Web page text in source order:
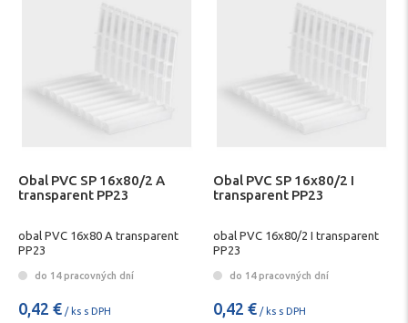
Obal PVC SP 16x80/2 A
transparent PP23
obal PVC 16x80 A transparent
PP23
do 14 pracovných dní
0,42 € / ks s DPH
Obal PVC SP 16x80/2 I
transparent PP23
obal PVC 16x80/2 I transparent
PP23
do 14 pracovných dní
0,42 € / ks s DPH